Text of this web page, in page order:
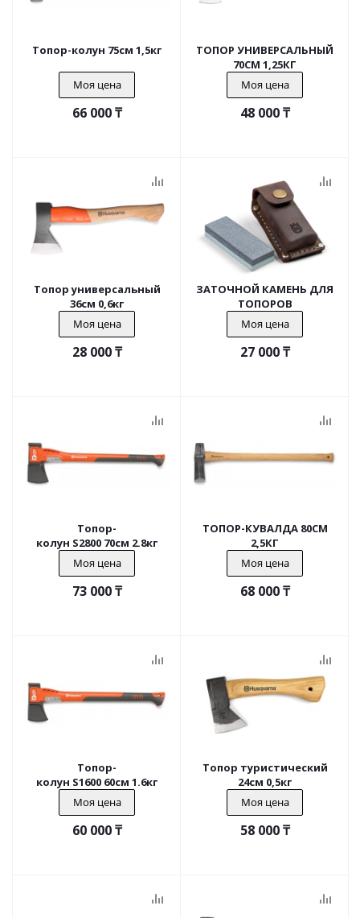
Топор-колун 75см 1,5кг
Моя цена
66 000₸
ТОПОР УНИВЕРСАЛЬНЫЙ
70СМ 1,25КГ
Моя цена
48 000₸
Топор универсальный
36см 0,6кг
Моя цена
28 000₸
ЗАТОЧНОЙ КАМЕНЬ ДЛЯ
ТОПОРОВ
Моя цена
27 000₸
Топор-
колун S2800 70см 2.8кг
Моя цена
73 000₸
ТОПОР-КУВАЛДА 80СМ
2,5КГ
Моя цена
68 000₸
Топор-
колун S1600 60см 1.6кг
Моя цена
60 000₸
Топор туристический
24см 0,5кг
Моя цена
58 000₸